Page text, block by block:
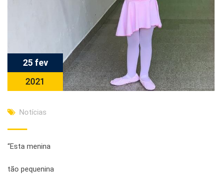
25 fev
2021
Notícias
“Esta menina
tão pequenina